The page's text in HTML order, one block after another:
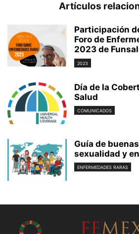
Artículos
Participación
Foro de
2023 de
2023
Día de la
Salud
COMUNICADOS
Guía de
sexualidad y
ENFERMEDADES RARAS